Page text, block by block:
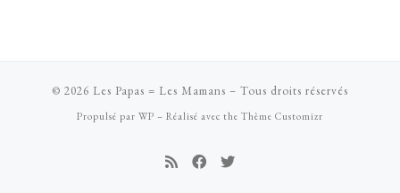
© 2026 Les Papas = Les Mamans – Tous droits réservés
Propulsé par WP – Réalisé avec the Thème Customizr